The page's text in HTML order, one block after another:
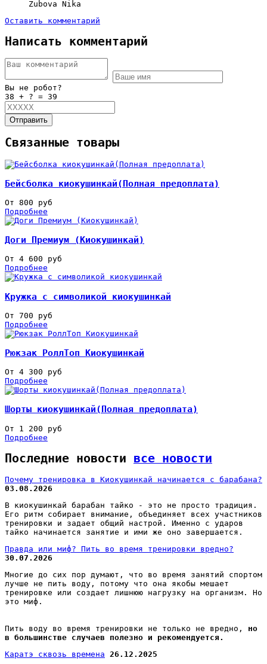
Zubova Nika
Оставить комментарий
Написать комментарий
Вы не робот?
38 + ? = 39
Отправить
Связанные товары
Бейсболка киокушинкай(Полная предоплата)
От 800 руб
Подробнее
Доги Премиум (Киокушинкай)
От 4 600 руб
Подробнее
Кружка с символикой киокушинкай
От 700 руб
Подробнее
Рюкзак РоллТоп Киокушинкай
От 4 300 руб
Подробнее
Шорты киокушинкай(Полная предоплата)
От 1 200 руб
Подробнее
Последние новости все новости
Почему тренировка в Киокушинкай начинается с барабана?
03.08.2026
В киокушинкай барабан тайко - это не просто традиция.
Его ритм собирает внимание, объединяет всех участников
тренировки и задает общий настрой. Именно с ударов
тайко начинается занятие и ими же оно завершается.
Правда или миф? Пить во время тренировки вредно?
30.07.2026
Многие до сих пор думают, что во время занятий спортом
лучше не пить воду, потому что она якобы мешает
тренировке или создает лишнюю нагрузку на организм. Но
это миф.
Пить воду во время тренировки не только не вредно, но
в большинстве случаев полезно и рекомендуется.
Каратэ сквозь времена
26.12.2025